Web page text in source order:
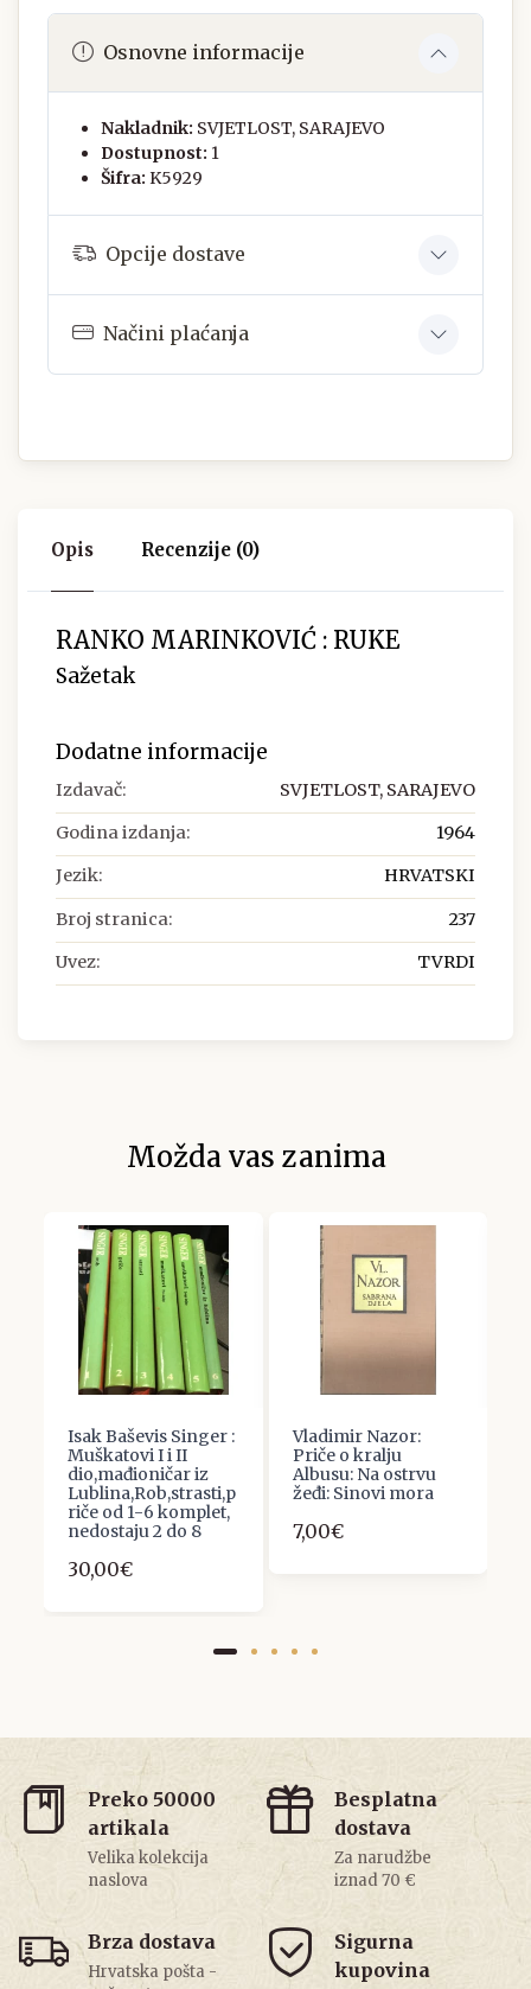
Osnovne informacije
Nakladnik: SVJETLOST, SARAJEVO
Dostupnost: 1
Šifra: K5929
Opcije dostave
Načini plaćanja
Opis Recenzije (0)
RANKO MARINKOVIĆ : RUKE
Sažetak
Dodatne informacije
Izdavač: SVJETLOST, SARAJEVO
Godina izdanja: 1964
Jezik: HRVATSKI
Broj stranica: 237
Uvez: TVRDI
Možda vas zanima
Isak Baševis Singer :
Muškatovi I i II
dio,mađioničar iz
Lublina,Rob,strasti,p
riče od 1-6 komplet,
nedostaju 2 do 8
30,00€
Vladimir Nazor:
Priče o kralju
Albusu: Na ostrvu
žeđi: Sinovi mora
7,00€
Preko 50000
artikala
Velika kolekcija
naslova
Besplatna
dostava
Za narudžbe
iznad 70 €
Brza dostava
Hrvatska pošta -
Sigurna
kupovina